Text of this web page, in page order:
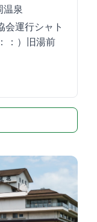
278-4
会運行シャト
50 17：55）旧湯前